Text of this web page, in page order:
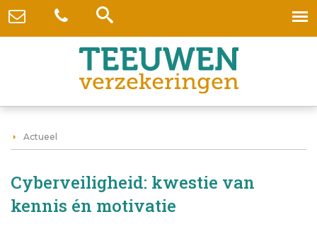
Actueel
Cyberveiligheid: kwestie van
kennis én motivatie